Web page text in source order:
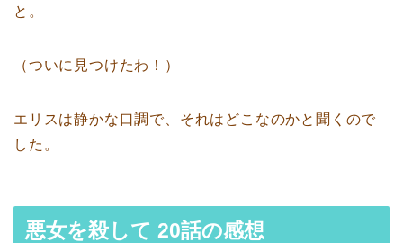
と。
（ついに見つけたわ！）
エリスは静かな口調で、それはどこなのかと聞くので
した。
悪女を殺して 20話の感想